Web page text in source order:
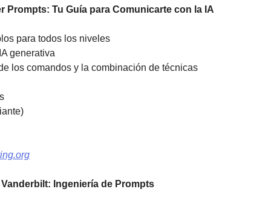
Prompts: Tu Guía para Comunicarte con la IA
para todos los niveles
generativa
los comandos y la combinación de técnicas
Ingeniería de Prompts